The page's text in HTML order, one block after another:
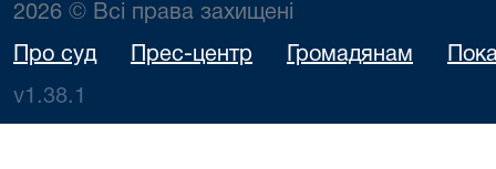
2026 © Всі права захищені
Про суд Прес-центр Громадянам
v1.38.1